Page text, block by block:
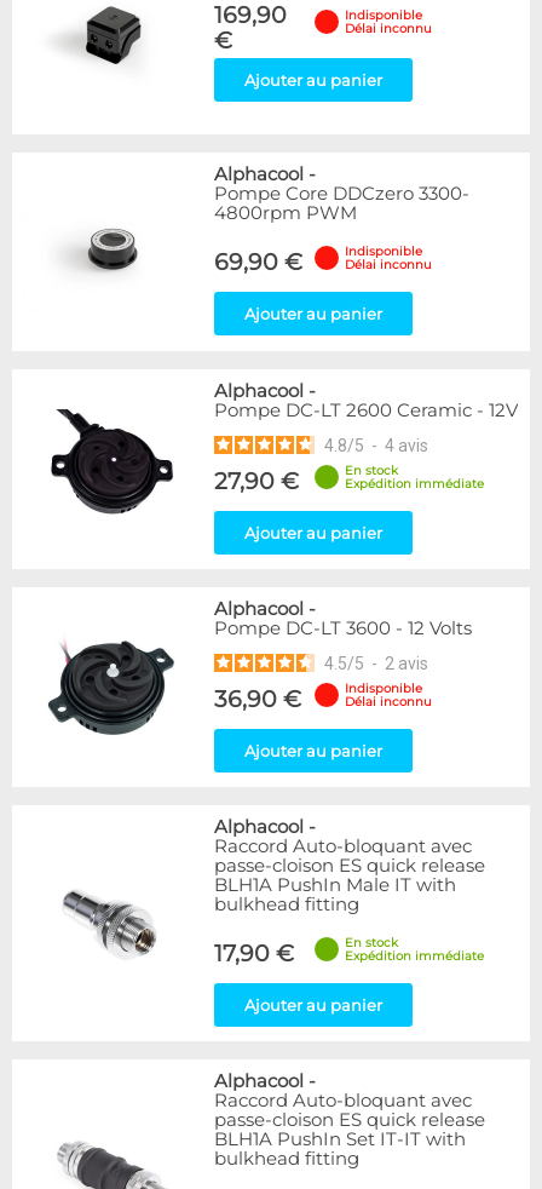
169,90
€
Indisponible
Délai inconnu
Ajouter au panier
Alphacool -
Pompe Core DDCzero 3300-
4800rpm PWM
69,90 €
Indisponible
Délai inconnu
Ajouter au panier
Alphacool -
Pompe DC-LT 2600 Ceramic - 12V
4.8/5 - 4 avis
27,90 €
En stock
Expédition immédiate
Ajouter au panier
Alphacool -
Pompe DC-LT 3600 - 12 Volts
4.5/5 - 2 avis
36,90 €
Indisponible
Délai inconnu
Ajouter au panier
Alphacool -
Raccord Auto-bloquant avec
passe-cloison ES quick release
BLH1A PushIn Male IT with
bulkhead fitting
17,90 €
En stock
Expédition immédiate
Ajouter au panier
Alphacool -
Raccord Auto-bloquant avec
passe-cloison ES quick release
BLH1A PushIn Set IT-IT with
bulkhead fitting